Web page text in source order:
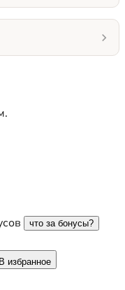
что за бонусы?
В избранное